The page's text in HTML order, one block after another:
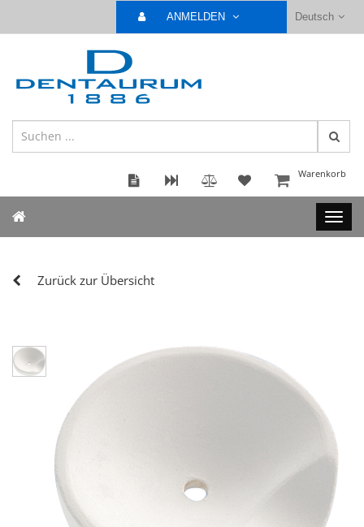
Deutsch
ANMELDEN
Warenkorb
Zurück zur Übersicht